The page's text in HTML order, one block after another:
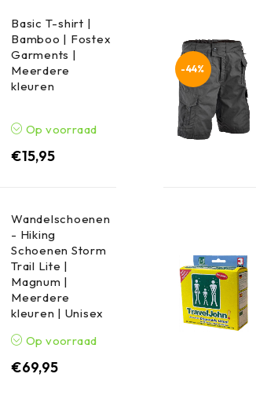
Basic T-shirt |
Bamboo | Fostex
Garments |
Meerdere
kleuren
Op voorraad
€15,95
-44%
Wandelschoenen
- Hiking
Schoenen Storm
Trail Lite |
Magnum |
Meerdere
kleuren | Unisex
Op voorraad
€69,95